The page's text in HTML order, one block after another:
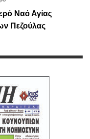
Ναό Αγίας
Πεζούλας